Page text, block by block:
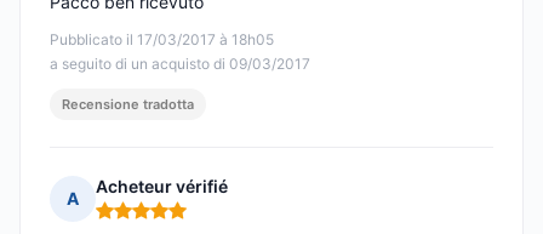
Pubblicato il 17/03/2017 à 18h05
a seguito di un acquisto di 09/03/2017
Recensione tradotta
A
Acheteur vérifié
Nota: 5 su 5